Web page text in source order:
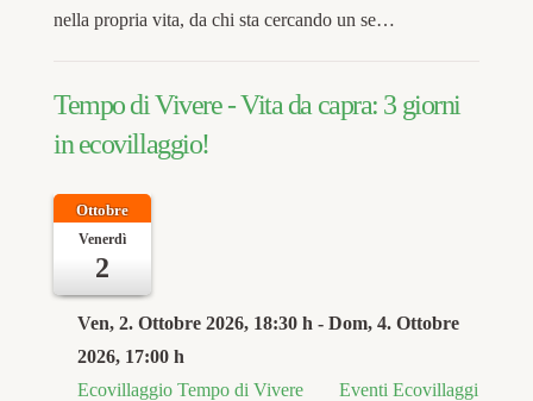
nella propria vita, da chi sta cercando un se…
Tempo di Vivere - Vita da capra: 3 giorni
in ecovillaggio!
Ottobre
Venerdì
2
Ven, 2. Ottobre 2026, 18:30 h - Dom, 4. Ottobre
2026, 17:00 h
Ecovillaggio Tempo di Vivere
Eventi Ecovillaggi